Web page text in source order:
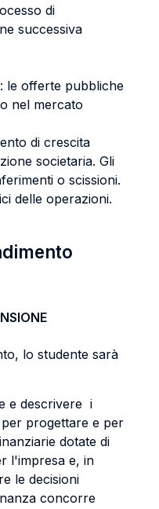
di
successiva
le offerte pubbliche
nel mercato
di crescita
societaria. Gli
o scissioni.
delle operazioni.
lo studente sarà
e descrivere i
progettare e per
dotate di
l'impresa e, in
le decisioni
concorre